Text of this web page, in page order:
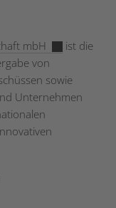
mbH
ist die
von
sowie
Unternehmen